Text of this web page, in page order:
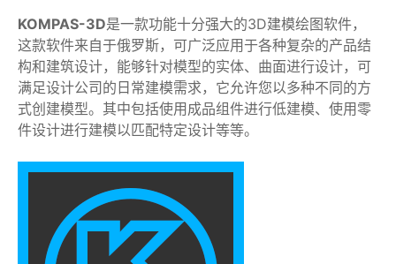
KOMPAS-3D是一款功能十分强大的3D建模绘图软件，
这款软件来自于俄罗斯，可广泛应用于各种复杂的产品结
构和建筑设计，能够针对模型的实体、曲面进行设计，可
满足设计公司的日常建模需求，它允许您以多种不同的方
式创建模型。其中包括使用成品组件进行低建模、使用零
件设计进行建模以匹配特定设计等等。